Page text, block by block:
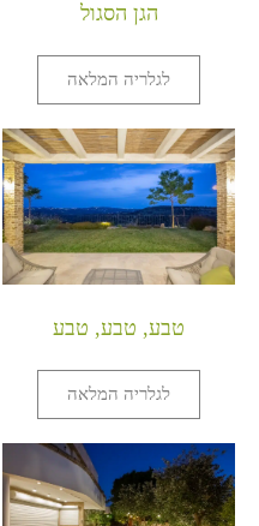
הגן הסגול
לגלריה המלאה
טבע, טבע, טבע
לגלריה המלאה